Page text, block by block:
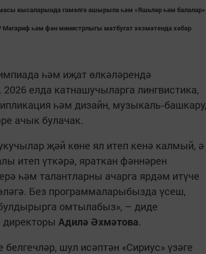
кысаларында гамәлгә ашырыла һәм «Яшьләр һәм балалар»
һәм фән министрлыгы матбугат хезмәтендә хәбәр
һәм иҗат өлкәләрендә
елда катнашучыларга лингвистика,
һәм дизайн, музыкаль‑башкару,
ачык булачак.
җәй көне ял итеп кенә калмый, ә
итеп үткәрә, яраткан фәннәрен
һәм талантларны ачарга ярдәм итүче
Без программаларыбызда үсеш,
омтылабыз», – диде
Адилә Әхмәтова.
шул исәптән «Сириус» үзәге